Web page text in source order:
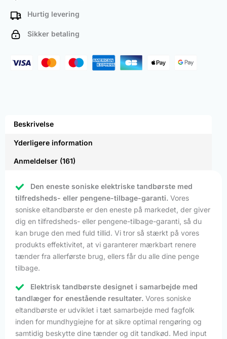
Hurtig levering
Sikker betaling
Beskrivelse
Yderligere information
Anmeldelser (161)
Den eneste soniske elektriske tandbørste med
tilfredsheds- eller pengene-tilbage-garanti. Vores
soniske eltandbørste er den eneste på markedet, der giver
dig en tilfredsheds- eller pengene-tilbage-garanti, så du
kan bruge den med fuld tillid. Vi tror så stærkt på vores
produkts effektivitet, at vi garanterer mærkbart renere
tænder fra allerførste brug, ellers får du alle dine penge
tilbage.
Elektrisk tandbørste designet i samarbejde med
tandlæger for enestående resultater. Vores soniske
eltandbørste er udviklet i tæt samarbejde med fagfolk
inden for mundhygiejne for at sikre optimal rengøring og
samtidig beskytte dine tænder og dit tandkød. Med input